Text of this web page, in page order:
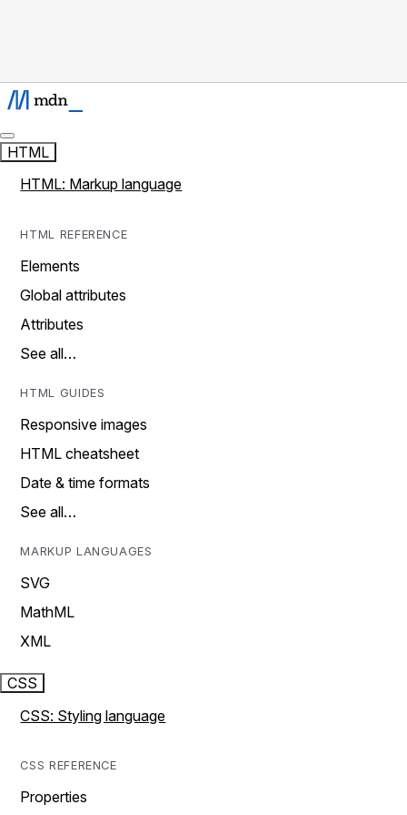
HTML
HTML: Markup language
HTML REFERENCE
Elements
Global attributes
Attributes
See all…
HTML GUIDES
Responsive images
HTML cheatsheet
Date & time formats
See all…
MARKUP LANGUAGES
SVG
MathML
XML
CSS
CSS: Styling language
CSS REFERENCE
Properties